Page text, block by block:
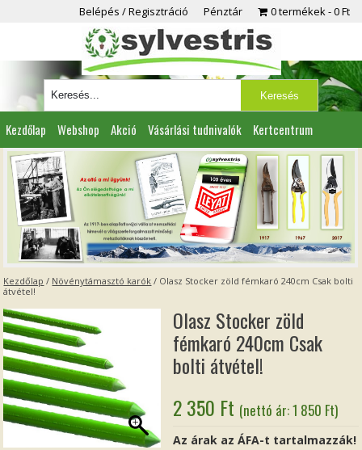
Belépés / Regisztráció Pénztár 0 termékek 0 Ft
Kezdőlap Webshop Akció Vásárlási tudnivalók Kertcentrum
Viszonteladóknak Partnereink Kapcsolat
Kezdőlap / Növénytámasztó karók / Olasz Stocker zöld fémkaró 240cm Csak bolti
átvétel!
Olasz Stocker zöld
fémkaró 240cm Csak
bolti átvétel!
2 350 Ft (nettó ár:1 850 Ft)
Az árak az ÁFA-t tartalmazzák!